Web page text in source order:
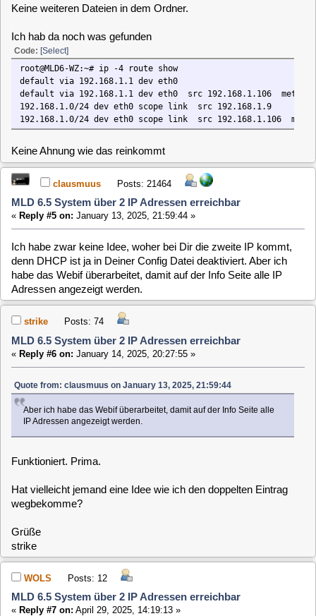
MLD 6.5 System über 2 IP Adressen erreichbar
«Reply #6 on:January 14, 2025, 20:27:55 »
Quote from: clausmuus on January 13, 2025, 21:59:44
IP Adressen angezeigt werden.
Hat vielleicht jemand eine Idee wie ich den doppelten Eintrag
wegbekomme?
Grüße
strike
MLD 6.5 System über 2 IP Adressen erreichbar
«Reply #7 on:April 29, 2025, 14:19:13 »
Quote from: clausmuus on January 13, 2025, 21:59:44
Ich habe zwar keine Idee, woher bei Dir die zweite IP kommt, denn
DHCP ist ja in Deiner Config Datei deaktiviert. Aber ich habe das
angezeigt werden.
in welche Config geht die Eingabe ais dem Webif?
Bei meiner frischen 6.5 Installation laufen zwei
konkurrierende Services:
Code:[Select]
...
...
auch die doppelte Route verschwinden.
vom Webif angesprochen wird.
Newbie-Frage: Wo finde ich den Source Code dazu?
clausmuus